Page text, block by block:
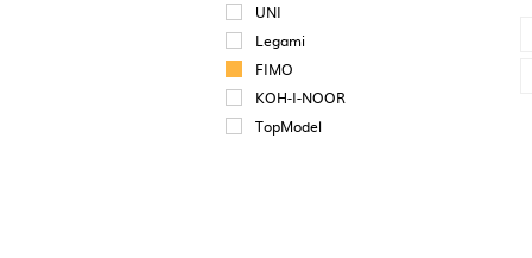
UNI
Legami
FIMO
KOH-I-NOOR
TopModel